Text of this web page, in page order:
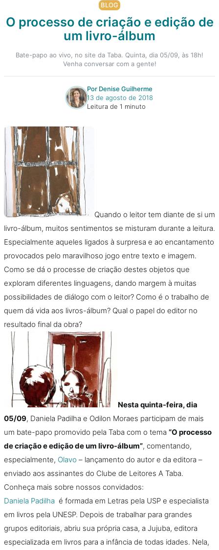
BLOG
O processo de criação e edição de
um livro-álbum
Bate-papo ao vivo, no site da Taba. Quinta, dia 05/09, às 18h!
Venha conversar com a gente!
Por Denise Guilherme
13 de agosto de 2018
Leitura de 1 minuto
Quando o leitor tem diante de si um
livro-álbum, muitos sentimentos se misturam durante a leitura.
Especialmente aqueles ligados à surpresa e ao encantamento
provocados pelo maravilhoso jogo entre texto e imagem.
Como se dá o processe de criação destes objetos que
exploram diferentes linguagens, dando margem à muitas
possibilidades de diálogo com o leitor? Como é o trabalho de
quem dá vida aos livros-álbum? Qual o papel do editor no
resultado final da obra?
Nesta quinta-feira, dia
05/09, Daniela Padilha e Odilon Moraes participam de mais
um bate-papo promovido pela Taba com o tema “O processo
de criação e edição de um livro-álbum”, comentando,
especialmente, Olavo – lançamento do autor e da editora –
enviado aos assinantes do Clube de Leitores A Taba.
Conheça mais sobre nossos convidados:
Daniela Padilha é formada em Letras pela USP e especialista
em livros pela UNESP. Depois de trabalhar para grandes
grupos editoriais, abriu sua própria casa, a Jujuba, editora
especializada em livros para a infância de todas idades. Nela,